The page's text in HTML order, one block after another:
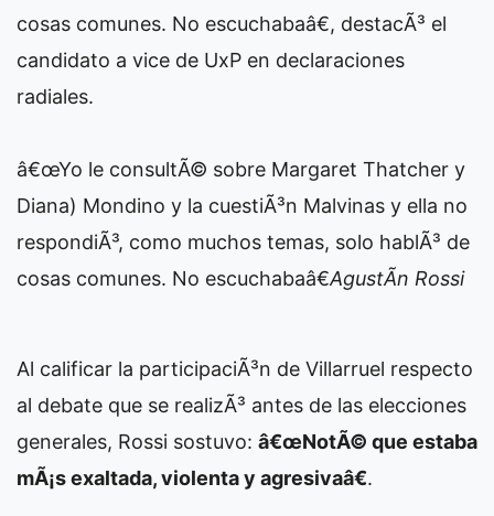
cosas comunes. No escuchabaâ€, destacÃ³ el
candidato a vice de UxP en declaraciones
radiales.
â€œYo le consultÃ© sobre Margaret Thatcher y
Diana) Mondino y la cuestiÃ³n Malvinas y ella no
respondiÃ³, como muchos temas, solo hablÃ³ de
cosas comunes. No escuchabaâ€AgustÃ­n Rossi
Al calificar la participaciÃ³n de Villarruel respecto
al debate que se realizÃ³ antes de las elecciones
generales, Rossi sostuvo: â€œNotÃ© que estaba
mÃ¡s exaltada, violenta y agresivaâ€.